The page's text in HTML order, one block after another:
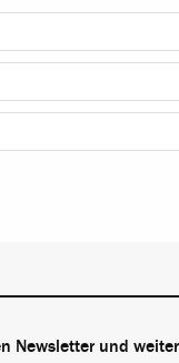
Newsletter und